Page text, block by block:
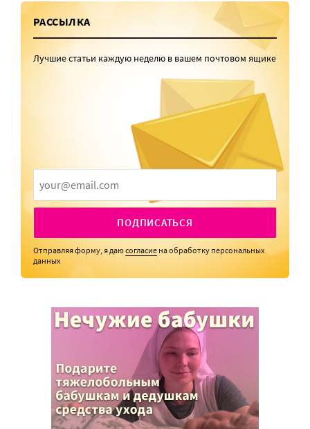
РАССЫЛКА
Лучшие статьи каждую неделю в вашем почтовом ящике
ПОДПИСАТЬСЯ
Отправляя форму, я даюсогласие на обработку персональных
данных